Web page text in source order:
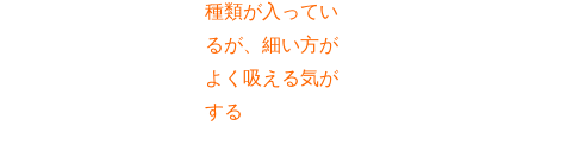
種類が入ってい
るが、細い方が
よく吸える気が
する